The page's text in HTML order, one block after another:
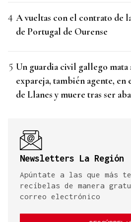
A vueltas con el contrato de
de Portugal de Ourense
Un guardia civil gallego mata
expareja, también agente, en
de Llanes y muere tras ser
Newsletters La Región
Apúntate a las que más
recíbelas de manera
correo electrónico